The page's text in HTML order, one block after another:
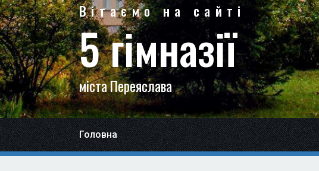
Вітаємо на сайті
5 гімназії
міста Переяслава
Головна